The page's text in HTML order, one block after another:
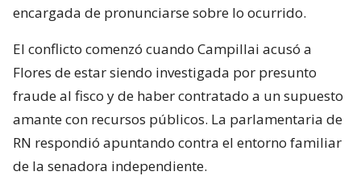
encargada de pronunciarse sobre lo ocurrido.
El conflicto comenzó cuando Campillai acusó a
Flores de estar siendo investigada por presunto
fraude al fisco y de haber contratado a un supuesto
amante con recursos públicos. La parlamentaria de
RN respondió apuntando contra el entorno familiar
de la senadora independiente.